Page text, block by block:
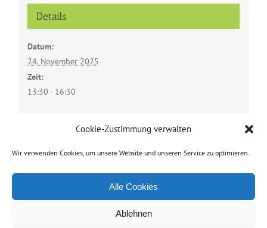
Cookie-Zustimmung verwalten
Wir verwenden Cookies, um unsere Website und unseren Service zu optimieren.
Alle Cookies
Ablehnen
Details
Datum:
24. November 2025
Zeit:
13:30 - 16:30